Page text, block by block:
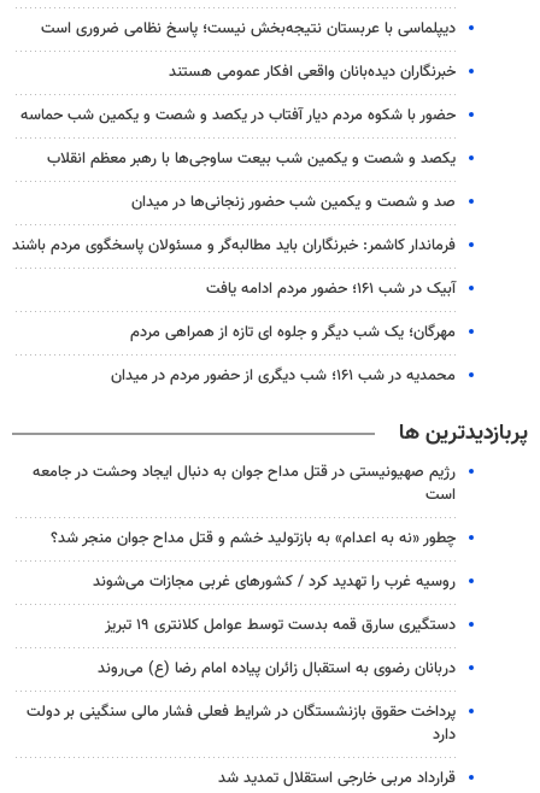
دیپلماسی با عربستان نتیجه‌بخش نیست؛ پاسخ نظامی ضروری است
خبرنگاران دیده‌بانان واقعی افکار عمومی هستند
حضور با شکوه مردم دیار آفتاب در یکصد و شصت و یکمین شب حماسه
یکصد و شصت و یکمین شب بیعت ساوجی‌ها با رهبر معظم انقلاب
صد و شصت و یکمین شب حضور زنجانی‌ها در میدان
فرماندار کاشمر: خبرنگاران باید مطالبه‌گر و مسئولان پاسخگوی مردم باشند
آبیک در شب ۱۶۱؛ حضور مردم ادامه یافت
مهرگان؛ یک شب دیگر و جلوه ای تازه از همراهی مردم
محمدیه در شب ۱۶۱؛ شب دیگری از حضور مردم در میدان
پربازدیدترین ها
رژیم صهیونیستی در قتل مداح جوان به دنبال ایجاد وحشت در جامعه
است
چطور «نه به اعدام» به بازتولید خشم و قتل مداح جوان منجر شد؟
روسیه غرب را تهدید کرد / کشورهای غربی مجازات می‌شوند
دستگیری سارق قمه بدست توسط عوامل کلانتری ۱۹ تبریز
دربانان رضوی به استقبال زائران پیاده امام رضا (ع) می‌روند
پرداخت حقوق بازنشستگان در شرایط فعلی فشار مالی سنگینی بر دولت
دارد
قرارداد مربی خارجی استقلال تمدید شد